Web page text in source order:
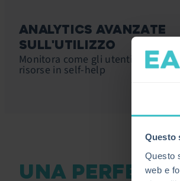
Questo
Questo
web e
ANALYTICS AVANZATE
SULL'UTILIZZO
Monitora come gli utenti
risorse in self-help
UNA PERFETTA